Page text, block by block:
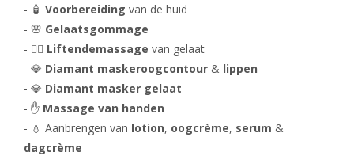
- 🧴 Voorbereiding van de huid
- 🌸 Gelaatsgommage
- 💆‍♂️ Liftendemassage van gelaat
- 💎 Diamant maskeroogcontour & lippen
- 💎 Diamant masker gelaat
- ✋ Massage van handen
- 💧 Aanbrengen van lotion, oogcrème, serum &
dagcrème